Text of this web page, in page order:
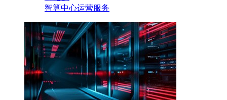
智算中心运营服务